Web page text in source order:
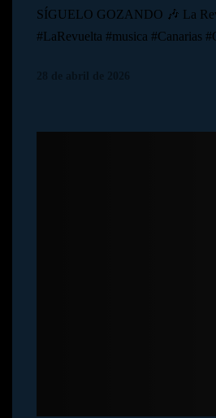
SÍGUELO GOZANDO 🎶 La
#LaRevuelta #musica #Canarias